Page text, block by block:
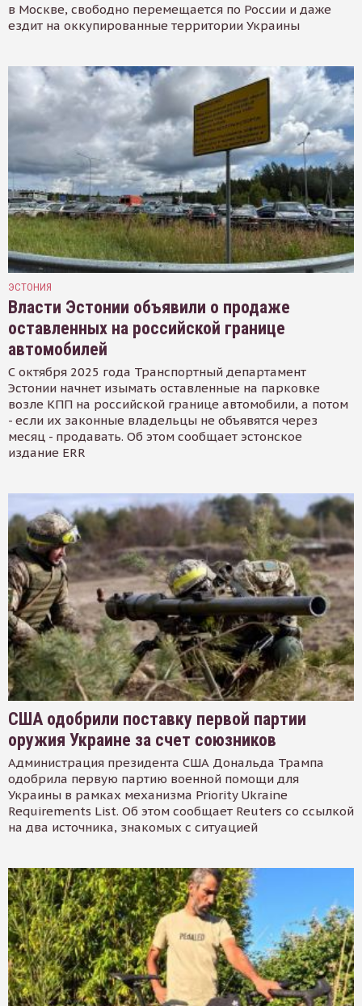
в Москве, свободно перемещается по России и даже
ездит на оккупированные территории Украины
ЭСТОНИЯ
Власти Эстонии объявили о продаже
оставленных на российской границе
автомобилей
С октября 2025 года Транспортный департамент
Эстонии начнет изымать оставленные на парковке
возле КПП на российской границе автомобили, а потом
- если их законные владельцы не объявятся через
месяц - продавать. Об этом сообщает эстонское
издание ERR
США одобрили поставку первой партии
оружия Украине за счет союзников
Администрация президента США Дональда Трампа
одобрила первую партию военной помощи для
Украины в рамках механизма Priority Ukraine
Requirements List. Об этом сообщает Reuters со ссылкой
на два источника, знакомых с ситуацией